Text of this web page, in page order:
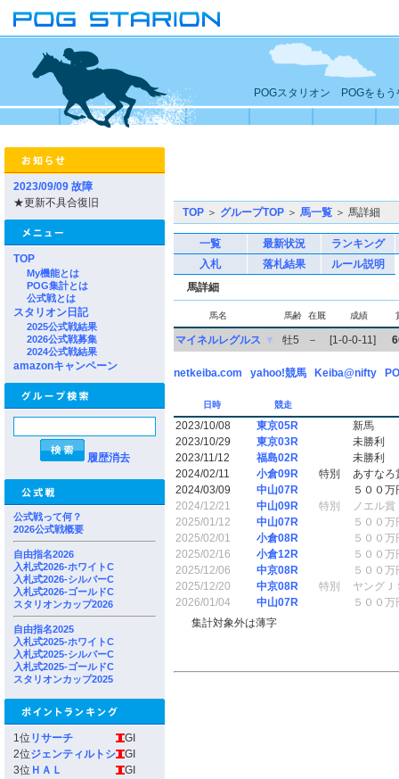
POGスタリオン POGをもう
2023/09/09 故障
★更新不具合復旧
TOP
My機能とは
POG集計とは
公式戦とは
スタリオン日記
2025公式戦結果
2026公式戦募集
2024公式戦結果
amazonキャンペーン
履歴消去
公式戦って何？
2026公式戦概要
自由指名2026
入札式2026-ホワイトC
入札式2026-シルバーC
入札式2026-ゴールドC
スタリオンカップ2026
自由指名2025
入札式2025-ホワイトC
入札式2025-シルバーC
入札式2025-ゴールドC
スタリオンカップ2025
1位 リサーチ
GI
2位ジェンティルトシ
GI
3位 ＨＡＬ
GI
TOP ＞ グループTOP ＞ 馬一覧 ＞ 馬詳細
一覧 最新状況
ランキング
入札
落札結果
ルール説明
馬詳細
馬名 馬齢 在厩 成績
マイネルレグルス ▼ 牡5 － [1-0-0-11]
netkeiba.com yahoo!競馬 Keiba@nifty
日時 競走
2023/10/08 東京05R
新馬
2023/10/29
東京03R
未勝利
2023/11/12
福島02R
未勝利
2024/02/11
小倉09R 特別
あすなろ
2024/03/09
中山07R
５００万
2024/12/21
中山09R 特別
ノエル賞
2025/01/12
中山07R
５００万
2025/02/01
小倉08R
５００万
2025/02/16
小倉12R
５００万
2025/12/06
中京08R
５００万
2025/12/20
中京08R 特別
ヤングＪ
2026/01/04
中山07R
５００万
集計対象外は薄字